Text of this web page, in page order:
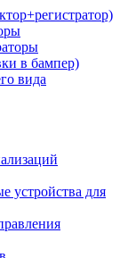
в бампер)
вида
устройства для